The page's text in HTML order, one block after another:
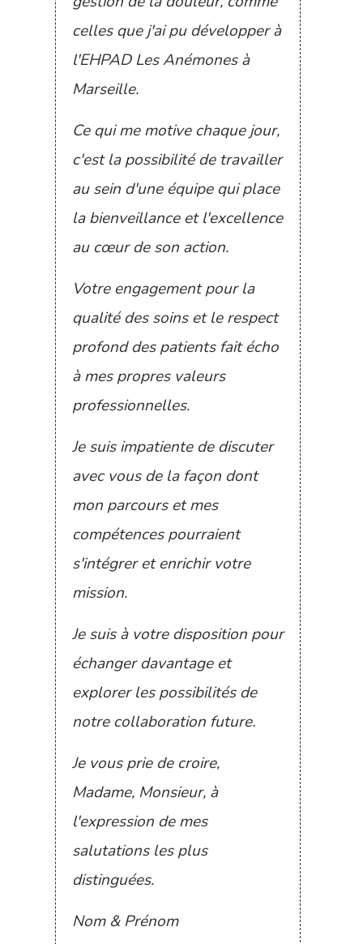
celles que j'ai pu développer à
l'EHPAD Les Anémones à
Marseille.
Ce qui me motive chaque jour,
c'est la possibilité de travailler
au sein d'une équipe qui place
la bienveillance et l'excellence
au cœur de son action.
Votre engagement pour la
qualité des soins et le respect
profond des patients fait écho
à mes propres valeurs
professionnelles.
Je suis impatiente de discuter
avec vous de la façon dont
mon parcours et mes
compétences pourraient
s'intégrer et enrichir votre
mission.
Je suis à votre disposition pour
échanger davantage et
explorer les possibilités de
notre collaboration future.
Je vous prie de croire,
Madame, Monsieur, à
l'expression de mes
salutations les plus
distinguées.
Nom & Prénom